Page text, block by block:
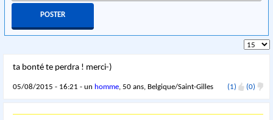
ta bonté te perdra ! merci-)
05/08/2015 - 16:21 - un homme, 50 ans, Belgique/Saint-Gilles (1) (0)